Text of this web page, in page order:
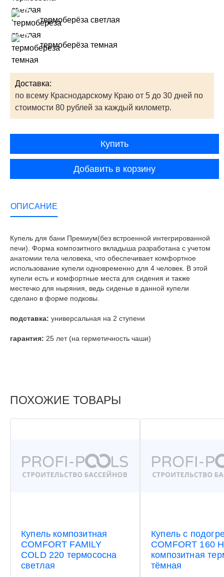
термоберёза светлая
термоберёза темная
Доставка:
по всему Краснодарскому Краю от 5 до 30 дней по
стоимости 80 рублей за каждый километр.
Купить
Добавить в корзину
ОПИСАНИЕ
Купель для бани Премиум(без встроенной интегрированной
печи). Форма композитного вкладыша разработана с учетом
анатомии тела человека, что обеспечивает комфортное
использование купели одновременно для 4 человек. В этой
купели есть и комфортные места для сидения и также
местечко для ныряния, ведь сиденье в данной купели
сделано в форме подковы.
подставка: универсальная на 2 ступени
гарантия: 25 лет (на герметичность чаши)
ПОХОЖИЕ ТОВАРЫ
Купель композитная
COMFORT FAMILY
COLD 220 термососна
светлая
Купель с
COMFORT 160
композитная
тёмная